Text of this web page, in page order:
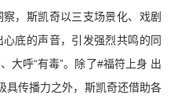
，斯凯奇以三支场景化、戏剧
底的声音，引发强烈共鸣的同
大呼“有毒”。除了#福符上身 出
具传播力之外，斯凯奇还借助各